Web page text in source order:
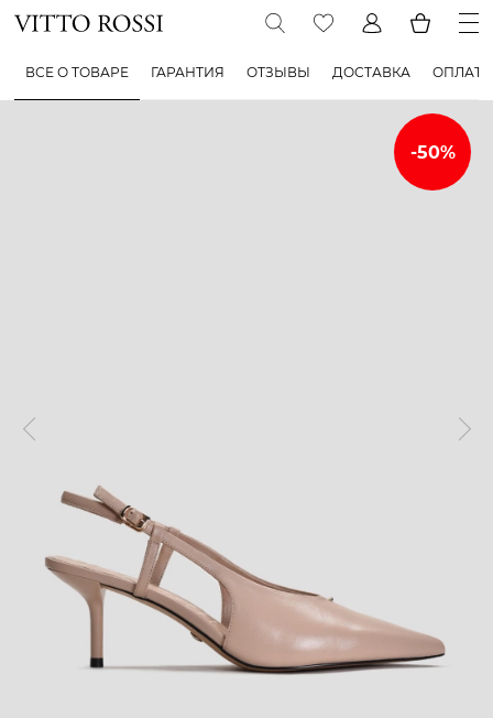
ВСЕ О ТОВАРЕ ГАРАНТИЯ ОТЗЫВЫ ДОСТАВКА ОПЛАТА